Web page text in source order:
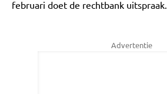
februari doet de rechtbank uitspraak.
Advertentie